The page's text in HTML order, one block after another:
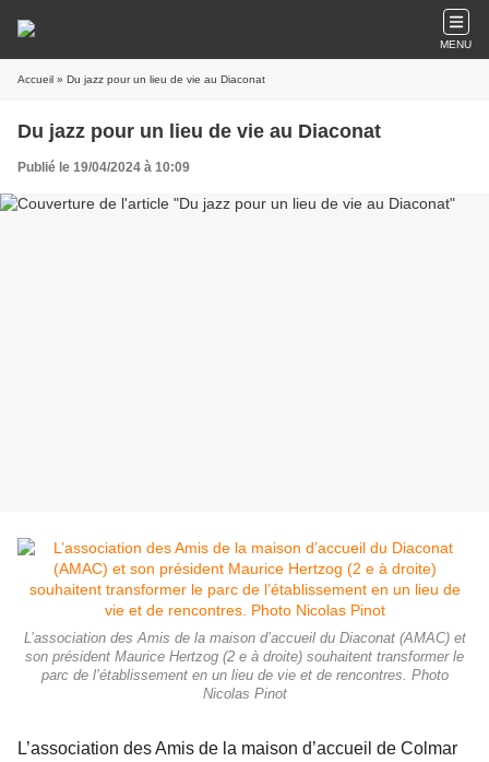
MENU
Accueil » Du jazz pour un lieu de vie au Diaconat
Du jazz pour un lieu de vie au Diaconat
Publié le 19/04/2024 à 10:09
L’association des Amis de la maison d’accueil du Diaconat (AMAC) et
son président Maurice Hertzog (2 e à droite) souhaitent transformer le
parc de l’établissement en un lieu de vie et de rencontres. Photo
Nicolas Pinot
L’association des Amis de la maison d’accueil de Colmar